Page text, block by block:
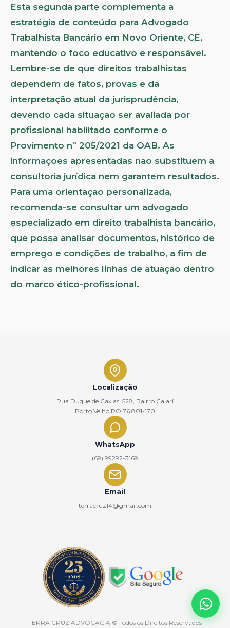
Esta segunda parte complementa a
estratégia de conteúdo para Advogado
Trabalhista Bancário em Novo Oriente, CE,
mantendo o foco educativo e responsável.
Lembre-se de que direitos trabalhistas
dependem de fatos, provas e da
interpretação atual da jurisprudência,
devendo cada situação ser avaliada por
profissional habilitado conforme o
Provimento nº 205/2021 da OAB. As
informações apresentadas não substituem a
consultoria jurídica nem garantem resultados.
Para uma orientação personalizada,
recomenda-se consultar um advogado
especializado em direito trabalhista bancário,
que possa analisar documentos, histórico de
emprego e condições de trabalho, a fim de
indicar as melhores linhas de atuação dentro
do marco ético-profissional.
Localização
Rua Duque de Caxias, 528, Bairro Caiarí
Porto Velho RO 76.801-170
WhatsApp
(69) 99292-3169
Email
terracruz14@gmail.com
TERRA CRUZ ADVOCACIA © Todos os Direitos Reservados